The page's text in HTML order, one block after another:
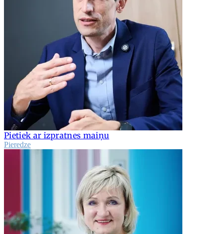
Pietiek ar izpratnes maiņu
Pieredze